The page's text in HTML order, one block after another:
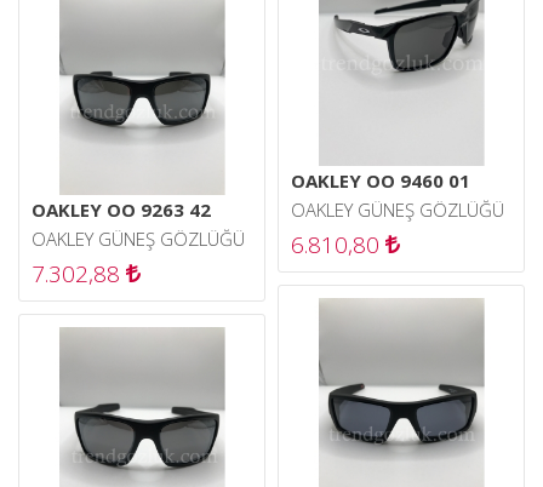
OAKLEY OO 9460 01
OAKLEY GÜNEŞ GÖZLÜĞÜ
6.810,80
OAKLEY OO 9263 42
OAKLEY GÜNEŞ GÖZLÜĞÜ
7.302,88